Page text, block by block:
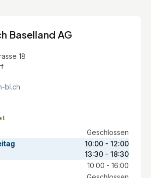
Baselland AG
18
bl.ch
Geschlossen
10:00 - 12:00
13:30 - 18:30
10:00 - 16:00